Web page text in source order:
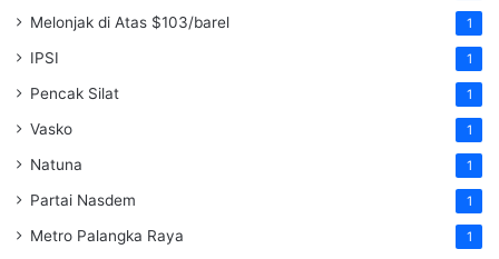
Melonjak di Atas $103/barel 1
IPSI 1
Pencak Silat 1
Vasko 1
Natuna 1
Partai Nasdem 1
Metro Palangka Raya 1